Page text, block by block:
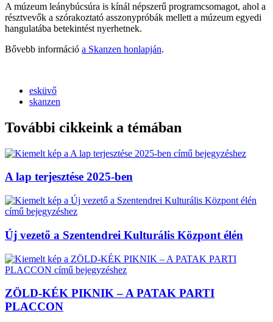
A múzeum leánybúcsúra is kínál népszerű programcsomagot, ahol a
résztvevők a szórakoztató asszonypróbák mellett a múzeum egyedi
hangulatába betekintést nyerhetnek.
Bővebb információ a Skanzen honlapján.
esküvő
skanzen
További cikkeink a témában
A lap terjesztése 2025-ben
Új vezető a Szentendrei Kulturális Központ élén
ZÖLD-KÉK PIKNIK – A PATAK PARTI
PLACCON